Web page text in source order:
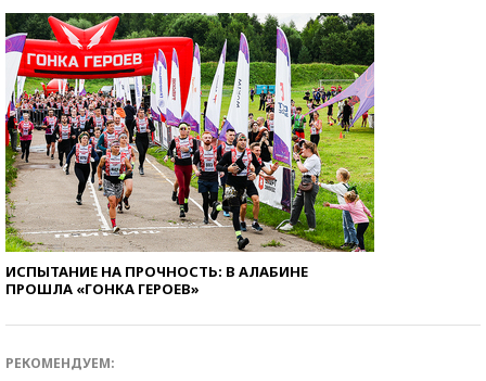
ИСПЫТАНИЕ НА ПРОЧНОСТЬ: В АЛАБИНЕ
ПРОШЛА «ГОНКА ГЕРОЕВ»
РЕКОМЕНДУЕМ: